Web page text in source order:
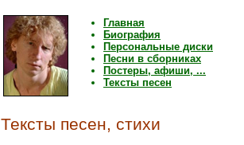
Главная
Биография
Персональные диски
Песни в сборниках
Постеры, афиши, ...
Тексты песен
Тексты песен, стихи